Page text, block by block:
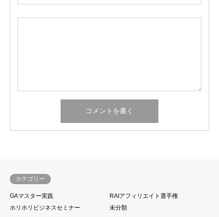
カテゴリー
GAマスター実践
RAIアフィリエイト選手権
ホリホリビジネスセミナー
未分類